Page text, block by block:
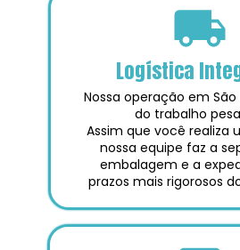
Logística
Nossa operação em
do trabalho
Assim que você realiza
nossa equipe faz a
embalagem e a
prazos mais rigorosos